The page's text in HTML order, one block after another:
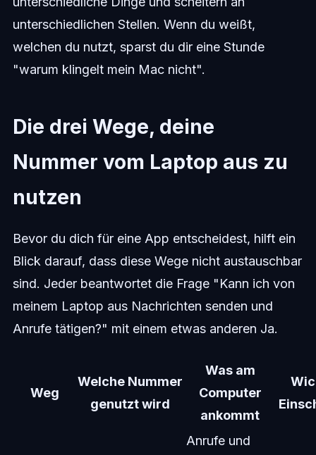
unterschiedlichen Stellen. Wenn du weißt,
welchen du nutzt, sparst du dir eine Stunde
"warum klingelt mein Mac nicht".
Die drei Wege, deine
Nummer vom Laptop aus zu
nutzen
Bevor du dich für eine App entscheidest, hilft ein
Blick darauf, dass diese Wege nicht austauschbar
sind. Jeder beantwortet die Frage "Kann ich von
meinem Laptop aus Nachrichten senden und
Anrufe tätigen?" mit einem etwas anderen Ja.
Weg
Welche Nummer
genutzt wird
Was am
Computer
ankommt
Anrufe und